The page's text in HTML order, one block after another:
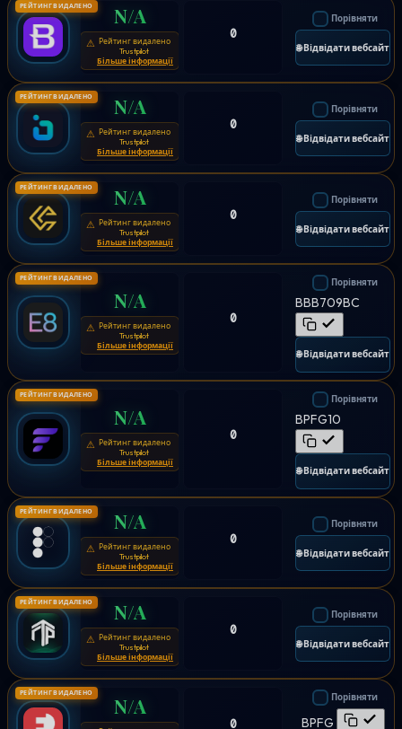
РЕЙТИНГ ВИДАЛЕНО N/A
⚠ Рейтинг видалено
Trustpilot
Більше інформації
0
Порівняти
🌐 Відвідати вебсайт
РЕЙТИНГ ВИДАЛЕНО N/A
⚠ Рейтинг видалено
Trustpilot
Більше інформації
0
Порівняти
🌐 Відвідати вебсайт
РЕЙТИНГ ВИДАЛЕНО N/A
⚠ Рейтинг видалено
Trustpilot
Більше інформації
0
Порівняти
🌐 Відвідати вебсайт
РЕЙТИНГ ВИДАЛЕНО
N/A
⚠ Рейтинг видалено
Trustpilot
Більше інформації
0
Порівняти
BBB709BC
🌐 Відвідати вебсайт
РЕЙТИНГ ВИДАЛЕНО
N/A
⚠ Рейтинг видалено
Trustpilot
Більше інформації
0
Порівняти
BPFG10
🌐 Відвідати вебсайт
РЕЙТИНГ ВИДАЛЕНО N/A
⚠ Рейтинг видалено
Trustpilot
Більше інформації
0
Порівняти
🌐 Відвідати вебсайт
РЕЙТИНГ ВИДАЛЕНО N/A
⚠ Рейтинг видалено
Trustpilot
Більше інформації
0
Порівняти
🌐 Відвідати вебсайт
РЕЙТИНГ ВИДАЛЕНО
N/A
0
Порівняти
BPFG